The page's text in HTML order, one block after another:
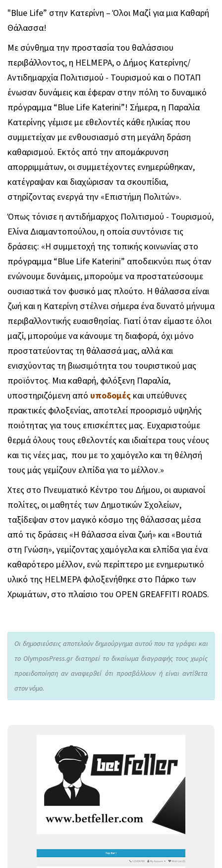
"Blue Life” στην Κατερίνη – Όλοι Μαζί για μια Καθαρή
Θάλασσα!
Με σύνθημα την προστασία του θαλάσσιου
περιβάλλοντος, η HELMEPA, ο Δήμος Κατερίνης/
Αντιδημαρχία Πολιτισμού - Τουρισμού και ο ΠΟΤΑΠ
ένωσαν δυνάμεις και έφεραν στην πόλη το δυναμικό
πρόγραμμα “Blue Life Katerini”! Σήμερα, η Παραλία
Κατερίνης γέμισε με εθελοντές κάθε ηλικίας που
συμμετείχαν με ενθουσιασμό στη μεγάλη δράση
καθαρισμού. Εκτός από την απομάκρυνση
απορριμμάτων, οι συμμετέχοντες ενημερώθηκαν,
κατέγραψαν και διαχώρισαν τα σκουπίδια,
στηρίζοντας ενεργά την «Επιστήμη Πολιτών».
Όπως τόνισε η αντιδήμαρχος Πολιτισμού - Τουρισμού,
Ελίνα Διαμαντοπούλου, η οποία συντόνισε τις
δράσεις: «Η συμμετοχή της τοπικής κοινωνίας στο
πρόγραμμα “Blue Life Katerini” αποδεικνύει πως όταν
ενώνουμε δυνάμεις, μπορούμε να προστατεύσουμε
ουσιαστικά τον φυσικό μας πλούτο. Η θάλασσα είναι
ζωή και η Κατερίνη στέλνει σήμερα ένα δυνατό μήνυμα
περιβαλλοντικής ευαισθησίας. Γιατί όταν είμαστε όλοι
μαζί, μπορούμε να κάνουμε τη διαφορά, όχι μόνο
προστατεύοντας τη θάλασσά μας, αλλά και
ενισχύοντας τη βιωσιμότητα του τουριστικού μας
προϊόντος. Μια καθαρή, φιλόξενη Παραλία,
υποστηριζόμενη από υποδομές και υπεύθυνες
πρακτικές φιλοξενίας, αποτελεί προορισμό υψηλής
ποιότητας για τους επισκέπτες μας. Ευχαριστούμε
θερμά όλους τους εθελοντές και ιδιαίτερα τους νέους
και τις νέες μας, που με το χαμόγελο και τη θέλησή
τους μάς γεμίζουν ελπίδα για το μέλλον.»
Χτες στο Πνευματικό Κέντρο του Δήμου, οι αυριανοί
πολίτες, οι μαθητές των Δημοτικών Σχολείων,
ταξίδεψαν στον μαγικό κόσμο της θάλασσας μέσα
από τις δράσεις «Η θάλασσα είναι ζωή» και «Βουτιά
στη Γνώση», γεμίζοντας χαμόγελα και ελπίδα για ένα
καθαρότερο μέλλον, ενώ περίπτερο με ενημερωτικό
υλικό της HELMEPA φιλοξενήθηκε στο Πάρκο των
Χρωμάτων, στο πλαίσιο του ΟPEN GREAFFITI ROADS.
Οι δημοσιεύσεις αποτελούν δημιούργημα αυτού που τα γράφει και
το OlymposPress.gr διατηρεί το δικαίωμα διαγραφής τους χωρίς
προειδοποίηση αν αναφερθεί ότι προσβάλλουν ή είναι αντίθετα
στον νόμο.